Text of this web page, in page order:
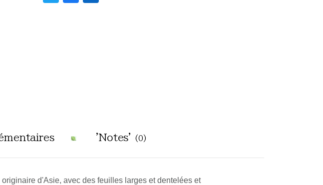
'Notes' (0)
d'Asie, avec des feuilles larges et dentelées et